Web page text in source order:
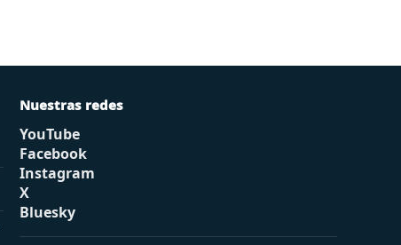
Nuestras redes
YouTube
Facebook
Instagram
X
Bluesky